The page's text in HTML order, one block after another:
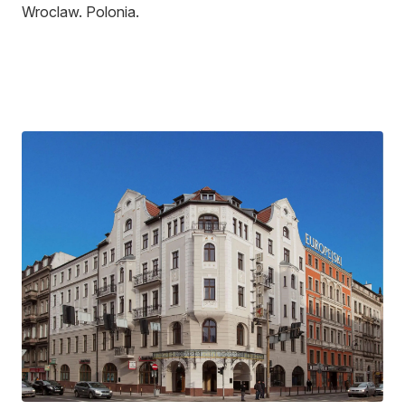
Wroclaw. Polonia.